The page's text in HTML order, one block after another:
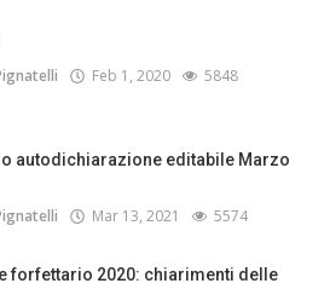
Feb 1, 2020 5848
autodichiarazione editabile Marzo
Mar 13, 2021 5574
forfettario 2020: chiarimenti delle